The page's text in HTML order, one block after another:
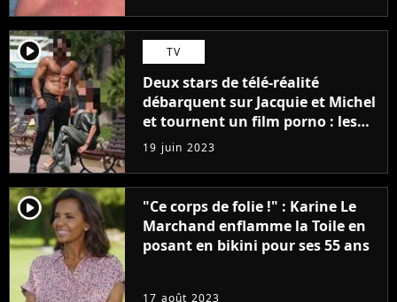
player2 TV
Deux stars de télé-réalité
débarquent sur Jacquie et Michel
et tournent un film porno : les
premières images du tournage
(exclu)
19 juin 2023
player2
"Ce corps de folie !" : Karine Le
Marchand enflamme la Toile en
posant en bikini pour ses 55 ans
17 août 2023